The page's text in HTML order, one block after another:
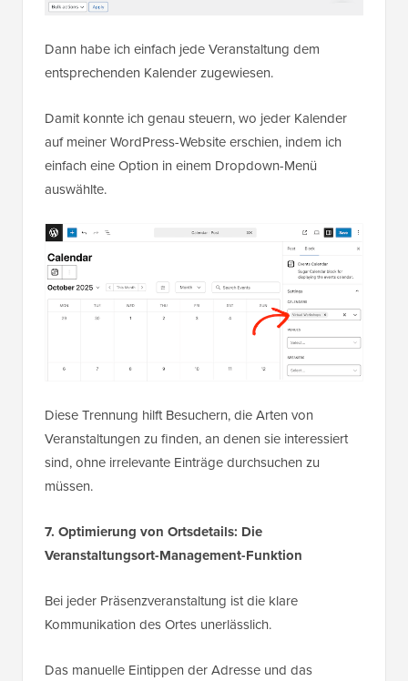
Dann habe ich einfach jede Veranstaltung dem
entsprechenden Kalender zugewiesen.
Damit konnte ich genau steuern, wo jeder Kalender
auf meiner WordPress-Website erschien, indem ich
einfach eine Option in einem Dropdown-Menü
auswählte.
Diese Trennung hilft Besuchern, die Arten von
Veranstaltungen zu finden, an denen sie interessiert
sind, ohne irrelevante Einträge durchsuchen zu
müssen.
7. Optimierung von Ortsdetails: Die
Veranstaltungsort-Management-Funktion
Bei jeder Präsenzveranstaltung ist die klare
Kommunikation des Ortes unerlässlich.
Das manuelle Eintippen der Adresse und das